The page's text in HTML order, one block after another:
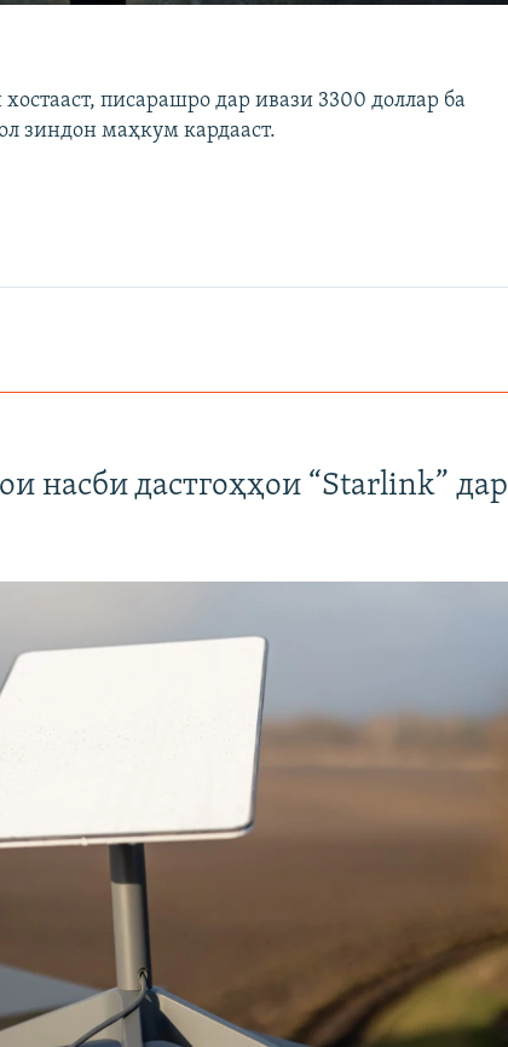
писарашро дар ивази 3300 доллар ба
зиндон маҳкум кардааст.
насби дастгоҳҳои “Starlink” дар